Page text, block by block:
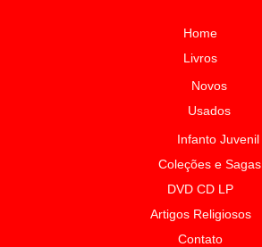
Home
Livros
Novos
Usados
Infanto Juvenil
Coleções e Sagas
DVD CD LP
Artigos Religiosos
Contato